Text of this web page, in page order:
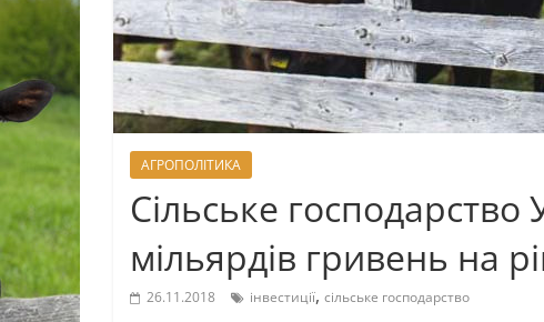
АГРОПОЛІТИКА
Сільське господарство
мільярдів гривень на
26.11.2018 інвестиції, сільське господарство